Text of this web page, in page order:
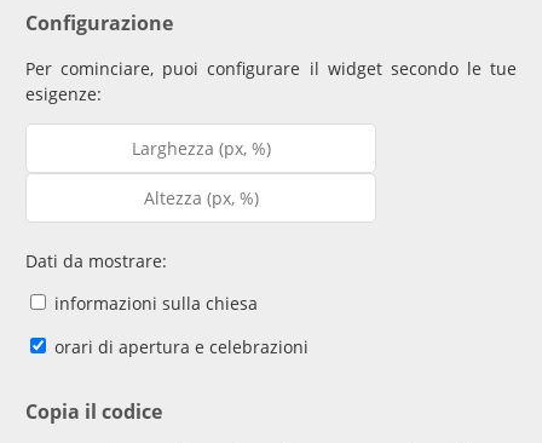
Configurazione
Per cominciare, puoi configurare il widget secondo le tue
esigenze:
Dati da mostrare:
informazioni sulla chiesa
orari di apertura e celebrazioni
Copia il codice